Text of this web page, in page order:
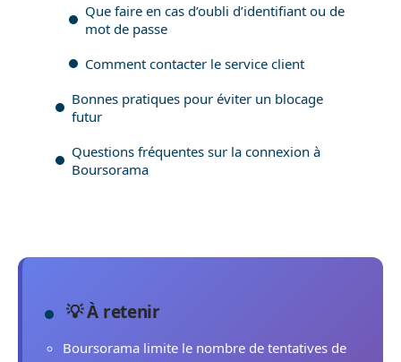
Que faire en cas d’oubli d’identifiant ou de
mot de passe
Comment contacter le service client
Bonnes pratiques pour éviter un blocage
futur
Questions fréquentes sur la connexion à
Boursorama
💡 À retenir
Boursorama limite le nombre de tentatives de